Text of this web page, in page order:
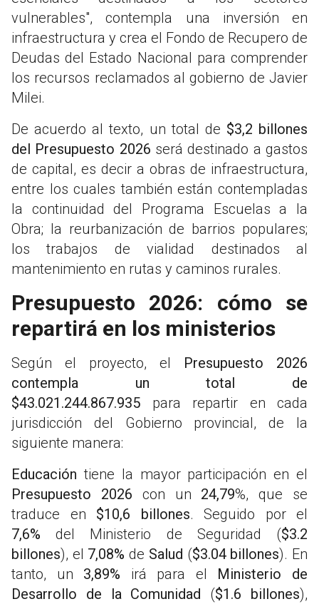
vulnerables", contempla una inversión en
infraestructura y crea el Fondo de Recupero de
Deudas del Estado Nacional para comprender
los recursos reclamados al gobierno de Javier
Milei.
De acuerdo al texto, un total de $3,2 billones
del Presupuesto 2026 será destinado a gastos
de capital, es decir a obras de infraestructura,
entre los cuales también están contempladas
la continuidad del Programa Escuelas a la
Obra; la reurbanización de barrios populares;
los trabajos de vialidad destinados al
mantenimiento en rutas y caminos rurales.
Presupuesto 2026: cómo se
repartirá en los ministerios
Según el proyecto, el Presupuesto 2026
contempla un total de
$43.021.244.867.935 para repartir en cada
jurisdicción del Gobierno provincial, de la
siguiente manera:
Educación tiene la mayor participación en el
Presupuesto 2026 con un 24,79%, que se
traduce en $10,6 billones. Seguido por el
7,6% del Ministerio de Seguridad ($3.2
billones), el 7,08% de Salud ($3.04 billones). En
tanto, un 3,89% irá para el Ministerio de
Desarrollo de la Comunidad ($1.6 billones),